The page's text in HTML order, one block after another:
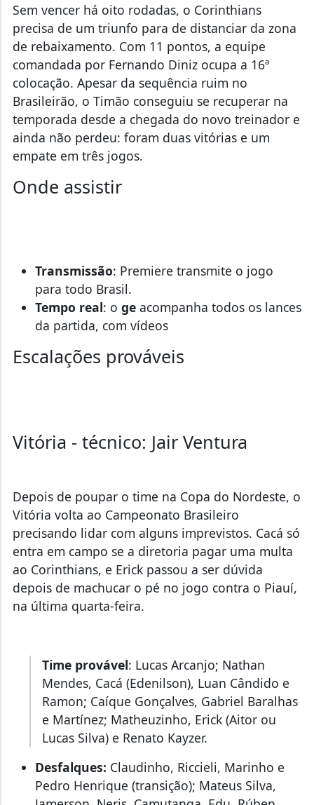
Sem vencer há oito rodadas, o Corinthians
precisa de um triunfo para de distanciar da zona
de rebaixamento. Com 11 pontos, a equipe
comandada por Fernando Diniz ocupa a 16ª
colocação. Apesar da sequência ruim no
Brasileirão, o Timão conseguiu se recuperar na
temporada desde a chegada do novo treinador e
ainda não perdeu: foram duas vitórias e um
empate em três jogos.
Onde assistir
Transmissão: Premiere transmite o jogo
para todo Brasil.
Tempo real: o ge acompanha todos os lances
da partida, com vídeos
Escalações prováveis
Vitória - técnico: Jair Ventura
Depois de poupar o time na Copa do Nordeste, o
Vitória volta ao Campeonato Brasileiro
precisando lidar com alguns imprevistos. Cacá só
entra em campo se a diretoria pagar uma multa
ao Corinthians, e Erick passou a ser dúvida
depois de machucar o pé no jogo contra o Piauí,
na última quarta-feira.
Time provável: Lucas Arcanjo; Nathan
Mendes, Cacá (Edenilson), Luan Cândido e
Ramon; Caíque Gonçalves, Gabriel Baralhas
e Martínez; Matheuzinho, Erick (Aitor ou
Lucas Silva) e Renato Kayzer.
Desfalques: Claudinho, Riccieli, Marinho e
Pedro Henrique (transição); Mateus Silva,